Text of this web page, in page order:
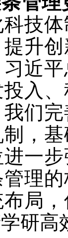
技
升
近
入
们
，
一
理
局
研高